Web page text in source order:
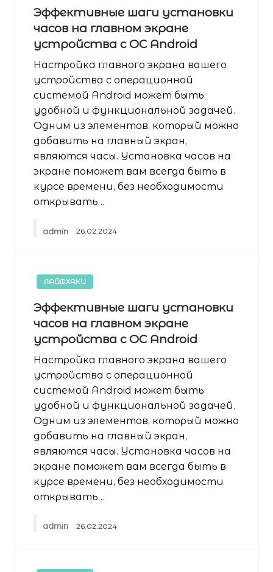
Эффективные шаги установки
часов на главном экране
устройства с ОС Android
Настройка главного экрана вашего
устройства с операционной
системой Android может быть
удобной и функциональной задачей.
Одним из элементов, который можно
добавить на главный экран,
являются часы. Установка часов на
экране поможет вам всегда быть в
курсе времени, без необходимости
открывать…
admin 26.02.2024
ЛАЙФХАКИ
Эффективные шаги установки
часов на главном экране
устройства с ОС Android
Настройка главного экрана вашего
устройства с операционной
системой Android может быть
удобной и функциональной задачей.
Одним из элементов, который можно
добавить на главный экран,
являются часы. Установка часов на
экране поможет вам всегда быть в
курсе времени, без необходимости
открывать…
admin 26.02.2024